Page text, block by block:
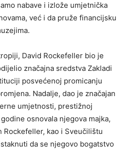
nabave i izlože umjetnička
već i da pruže financijsku
David Rockefeller bio je
značajna sredstva Zakladi
posvećenoj promicanju
Nadalje, dao je značajan
umjetnosti, prestižnoj
osnovala njegova majka,
Rockefeller, kao i Sveučilištu
da se njegovo bogatstvo